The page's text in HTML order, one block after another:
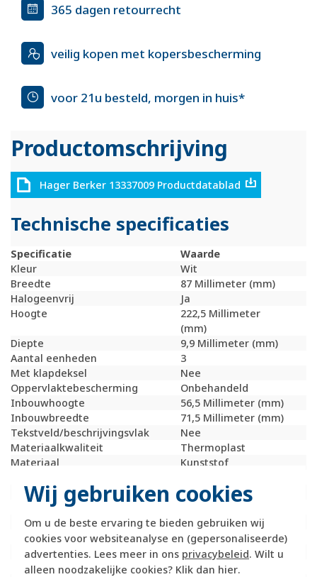
Wij gebruiken cookies
Om u de beste ervaring te bieden gebruiken wij
cookies voor websiteanalyse en (gepersonaliseerde)
advertenties. Lees meer in ons privacybeleid. Wilt u
alleen noodzakelijke cookies? Klik dan hier.
365 dagen retourrecht
veilig kopen met kopersbescherming
voor 21u besteld, morgen in huis*
Productomschrijving
Hager Berker 13337009 Productdatablad
Technische specificaties
Specificatie
Waarde
Kleur
Wit
Breedte
87 Millimeter (mm)
Halogeenvrij
Ja
Hoogte
222,5 Millimeter
(mm)
Diepte
9,9 Millimeter (mm)
Aantal eenheden
3
Met klapdeksel
Nee
Oppervlaktebescherming
Onbehandeld
Inbouwhoogte
56,5 Millimeter (mm)
Inbouwbreedte
71,5 Millimeter (mm)
Tekstveld/beschrijvingsvlak
Nee
Materiaalkwaliteit
Thermoplast
Materiaal
Kunststof
Montagerichting
Verticaal
RAL-nummer (vergelijkbaar)
Slagvastheid
IK05
Beschermingsgraad (IP)
IP20
Geschikt voor vloerpot
Nee
Transparant
Nee